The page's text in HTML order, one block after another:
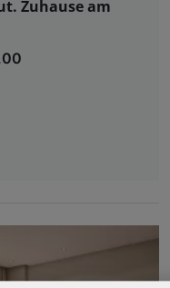
Zuhause am